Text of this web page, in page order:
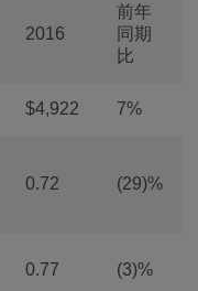
2016
前年
同期
比
$4,922 7%
0.72 (29)%
0.77 (3)%